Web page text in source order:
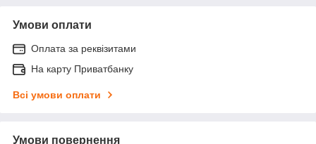
Умови оплати
Оплата за реквізитами
На карту Приватбанку
Всі умови оплати
Умови повернення